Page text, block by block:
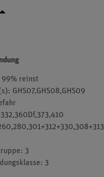
reinst
GHS07,GHS08,GHS09
3
3